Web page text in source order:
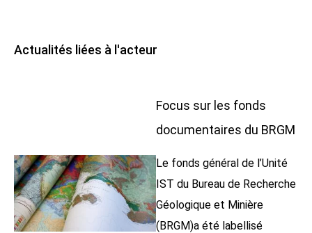
Actualités liées à l'acteur
Focus sur les fonds
documentaires du BRGM
Le fonds général de l’Unité
IST du Bureau de Recherche
Géologique et Minière
(BRGM)a été labellisé